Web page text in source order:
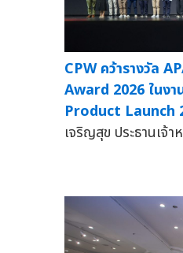
CPW คว้ารางวัล
Award 2026 ในง
Product Launch
เจริญสุข ประธานเจ้